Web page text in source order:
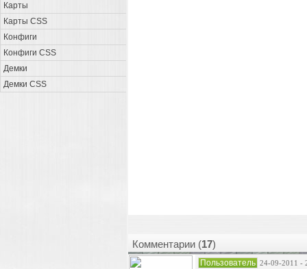
Карты
Карты CSS
Конфиги
Конфиги CSS
Демки
Демки CSS
Комментарии (17)
Пользователь 24-09-2011 -